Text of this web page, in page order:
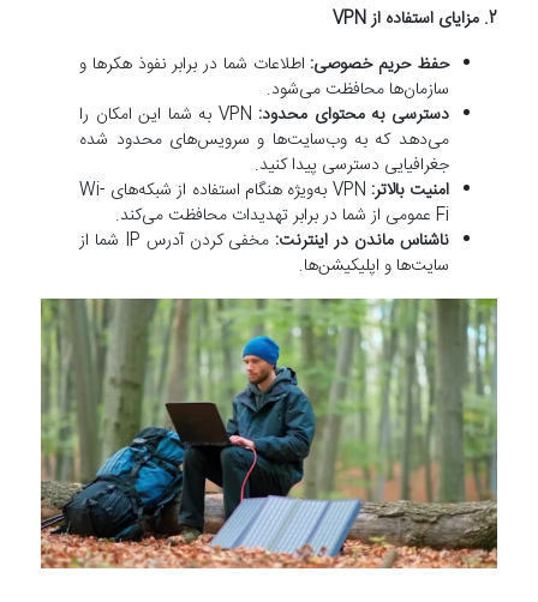
2. مزایای استفاده از VPN
حفظ حریم خصوصی: اطلاعات شما در برابر نفوذ هکرها و
سازمان‌ها محافظت می‌شود.
دسترسی به محتوای محدود:
VPN به شما این امکان را
می‌دهد که به وب‌سایت‌ها و سرویس‌های محدود شده
جغرافیایی دسترسی پیدا کنید.
امنیت بالاتر:
VPN به‌ویژه هنگام استفاده از شبکه‌های Wi-
Fi عمومی از شما در برابر تهدیدات محافظت می‌کند.
ناشناس ماندن در اینترنت:
مخفی کردن آدرس IP شما از
سایت‌ها و اپلیکیشن‌ها.